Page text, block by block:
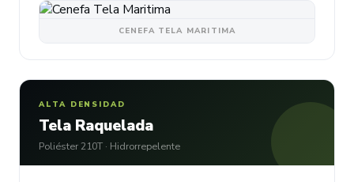
CENEFA TELA MARITIMA
ALTA DENSIDAD
Tela Raquelada
Poliéster 210T · Hidrorrepelente